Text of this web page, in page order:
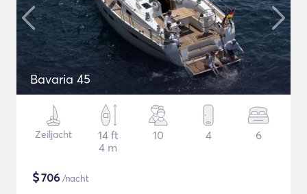
Bavaria 45
Zeiljacht
14 ft
4 m
10 4 6
$706 /nacht